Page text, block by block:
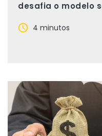
desafia o modelo
4 minutos